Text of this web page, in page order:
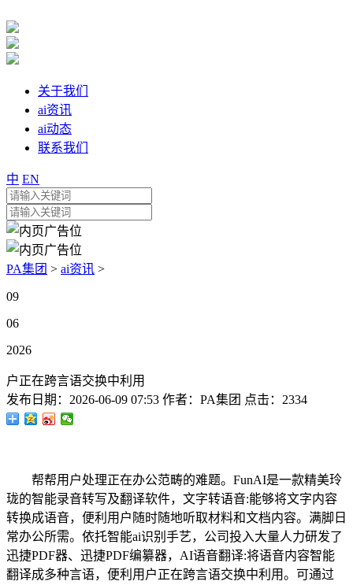
关于我们
ai资讯
ai动态
联系我们
中 EN
PA集团 > ai资讯 >
09
06
2026
户正在跨言语交换中利用
发布日期： 2026-06-09 07:53 作者： PA集团 点击： 2334
帮帮用户处理正在办公范畴的难题。FunAI是一款精美玲
珑的智能录音转写及翻译软件，文字转语音:能够将文字内容
转换成语音，便利用户随时随地听取材料和文档内容。满脚日
常办公所需。依托智能ai识别手艺，公司投入大量人力研发了
迅捷PDF器、迅捷PDF编纂器，AI语音翻译:将语音内容智能
翻译成多种言语，便利用户正在跨言语交换中利用。可通过